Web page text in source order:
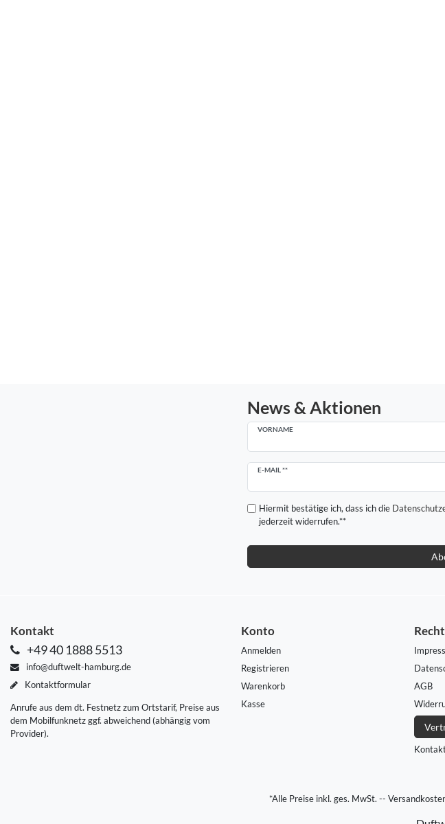
News & Aktionen
VORNAME
E-MAIL **
Newsletter
Hiermit bestätige ich, dass ich die
jederzeit widerrufen.**
Kontakt
+49 40 1888 5513
info@duftwelt-hamburg.de
Kontaktformular
Anrufe aus dem dt. Festnetz zum Ortstarif, Preise aus
dem Mobilfunknetz ggf. abweichend (abhängig vom
Provider).
Konto
Anmelden
Registrieren
Warenkorb
Kasse
AGB
*Alle Preise inkl. ges. MwSt. --